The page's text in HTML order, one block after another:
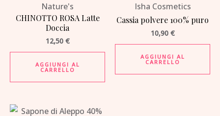
Nature's
CHINOTTO ROSA Latte
Doccia
12,50 €
AGGIUNGI AL
CARRELLO
Isha Cosmetics
Cassia polvere 100% puro
10,90 €
AGGIUNGI AL
CARRELLO